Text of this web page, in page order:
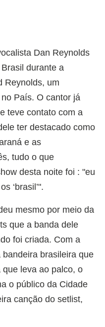
Dan Reynolds
durante a
Reynolds, um
País. O cantor já
teve contato com a
ter destacado como
e as
tudo o que
desta noite foi : "eu
‘brasil’".
mesmo por meio da
que a banda dele
foi criada. Com a
brasileira que
leva ao palco, o
o público da Cidade
canção do setlist,